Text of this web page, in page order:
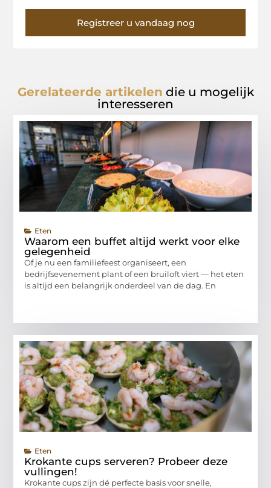
Registreer u vandaag nog
Gerelateerde artikelen die u mogelijk
interesseren
Eten
Waarom een buffet altijd werkt voor elke
gelegenheid
Of je nu een familiefeest organiseert, een
bedrijfsevenement plant of een bruiloft viert — het eten
is altijd een belangrijk onderdeel van de dag. En
Eten
Krokante cups serveren? Probeer deze
vullingen!
Krokante cups zijn dé perfecte basis voor snelle,